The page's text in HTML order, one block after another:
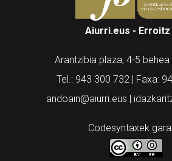
Aiurri.eus - Erroitz
Arantzibia plaza, 4-5 behea
Tel.: 943 300 732 | Faxa:
andoain@aiurri.eus |
Codesyntaxek